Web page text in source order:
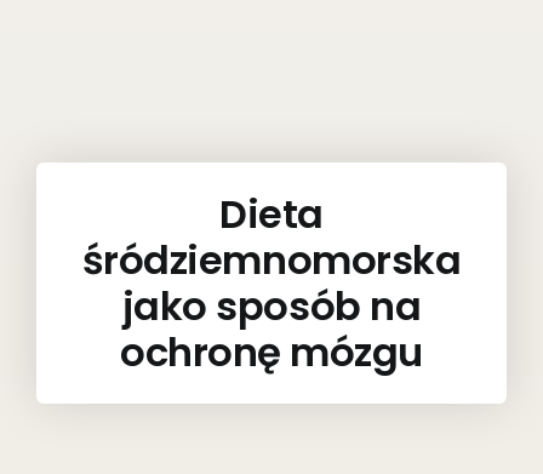
Dieta
śródziemnomorska
jako sposób na
ochronę mózgu